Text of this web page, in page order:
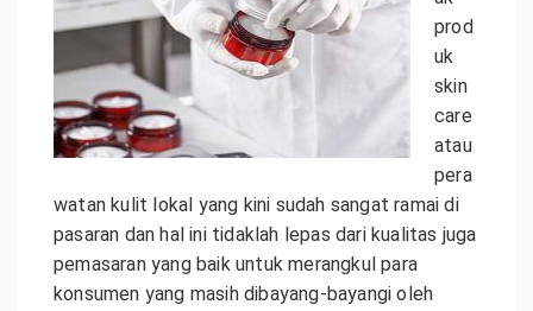
prod
uk
skin
care
atau
pera
watan kulit lokal yang kini sudah sangat ramai di
pasaran dan hal ini tidaklah lepas dari kualitas juga
pemasaran yang baik untuk merangkul para
konsumen yang masih dibayang-bayangi oleh